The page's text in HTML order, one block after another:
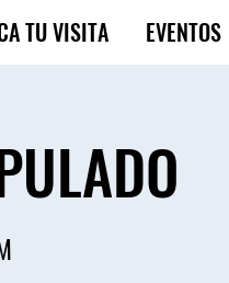
TU VISITA EVENTOS